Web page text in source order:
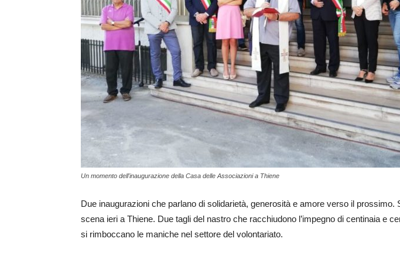
Un momento dell'inaugurazione della Casa delle Associazioni a Thiene
Due inaugurazioni che parlano di solidarietà, generosità e amore verso il prossimo.
scena ieri a Thiene. Due tagli del nastro che racchiudono l’impegno di centinaia e
si rimboccano le maniche nel settore del volontariato.